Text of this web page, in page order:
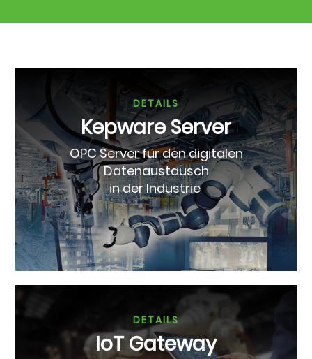
DETAILS
Kepware Server
OPC Server für den digitalen
Datenaustausch
in der Industrie
DETAILS
IoT Gateway